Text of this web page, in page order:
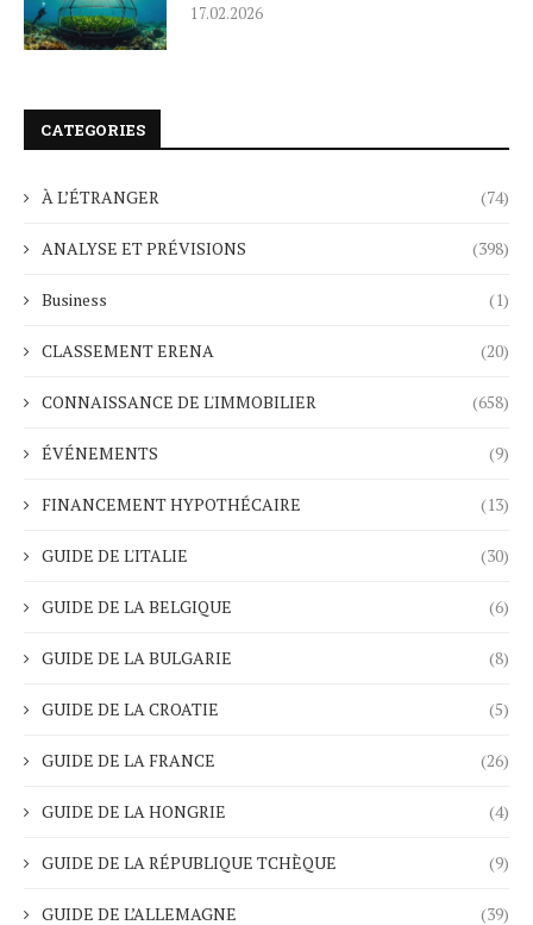
17.02.2026
CATEGORIES
À L’ÉTRANGER (74)
ANALYSE ET PRÉVISIONS (398)
Business (1)
CLASSEMENT ERENA (20)
CONNAISSANCE DE L'IMMOBILIER (658)
ÉVÉNEMENTS (9)
FINANCEMENT HYPOTHÉCAIRE (13)
GUIDE DE L'ITALIE (30)
GUIDE DE LA BELGIQUE (6)
GUIDE DE LA BULGARIE (8)
GUIDE DE LA CROATIE (5)
GUIDE DE LA FRANCE (26)
GUIDE DE LA HONGRIE (4)
GUIDE DE LA RÉPUBLIQUE TCHÈQUE (9)
GUIDE DE L’ALLEMAGNE (39)